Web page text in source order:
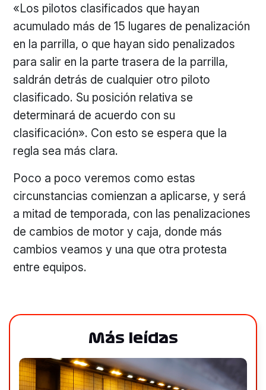
«Los pilotos clasificados que hayan
acumulado más de 15 lugares de penalización
en la parrilla, o que hayan sido penalizados
para salir en la parte trasera de la parrilla,
saldrán detrás de cualquier otro piloto
clasificado. Su posición relativa se
determinará de acuerdo con su
clasificación». Con esto se espera que la
regla sea más clara.
Poco a poco veremos como estas
circunstancias comienzan a aplicarse, y será
a mitad de temporada, con las penalizaciones
de cambios de motor y caja, donde más
cambios veamos y una que otra protesta
entre equipos.
Más leídas